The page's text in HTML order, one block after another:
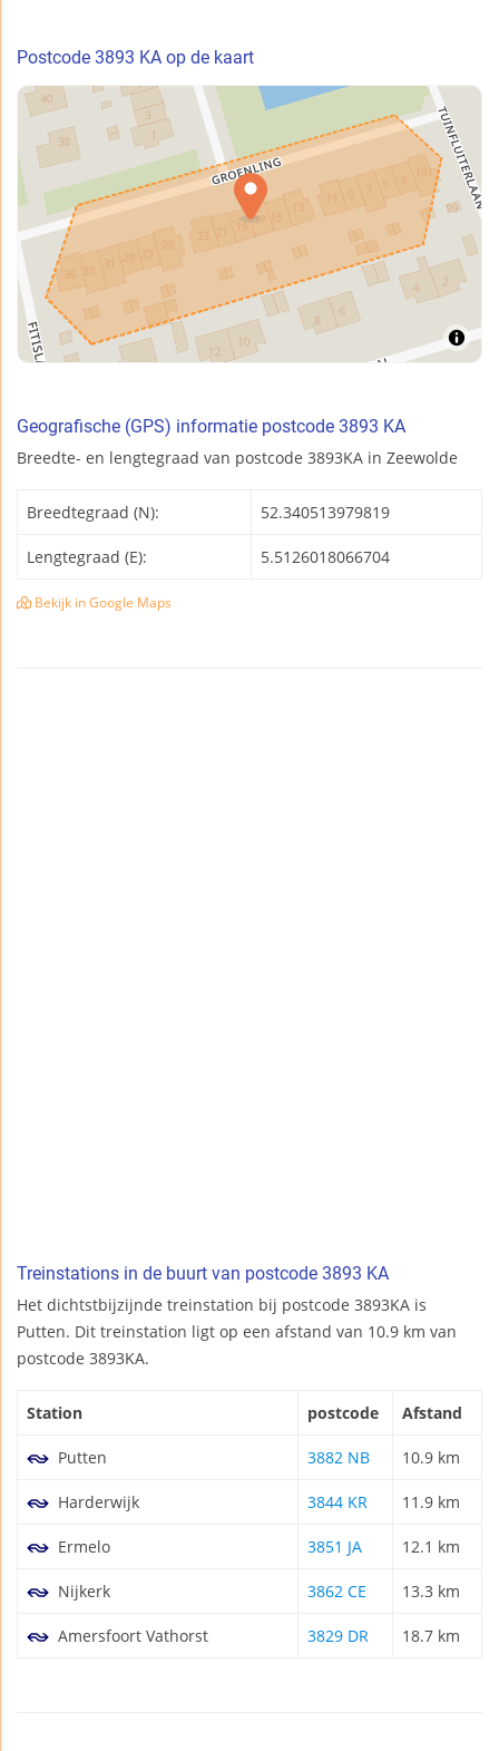
Postcode 3893 KA op de kaart
Geografische (GPS) informatie postcode 3893 KA
Breedte- en lengtegraad van postcode 3893KA in Zeewolde
Breedtegraad (N): 52.340513979819
Lengtegraad (E): 5.5126018066704
Bekijk in Google Maps
Treinstations in de buurt van postcode 3893 KA
Het dichtstbijzijnde treinstation bij postcode 3893KA is
Putten. Dit treinstation ligt op een afstand van 10.9 km van
postcode 3893KA.
Station postcode Afstand
Putten 3882 NB 10.9 km
Harderwijk 3844 KR 11.9 km
Ermelo 3851 JA 12.1 km
Nijkerk 3862 CE 13.3 km
Amersfoort Vathorst 3829 DR 18.7 km